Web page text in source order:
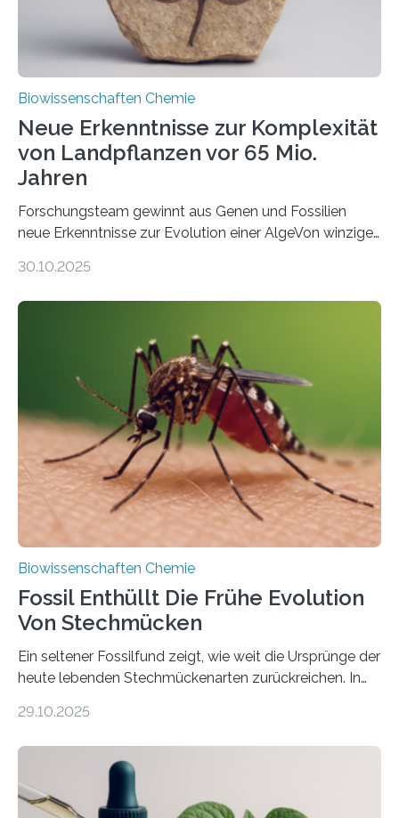
Biowissenschaften Chemie
Neue Erkenntnisse zur Komplexität
von Landpflanzen vor 65 Mio.
Jahren
Forschungsteam gewinnt aus Genen und Fossilien
neue Erkenntnisse zur Evolution einer AlgeVon winzigen
Landpflanzen zählen zu den komplexesten
Grünalgen, die vor Hunderten von Millionen Jahren
lebten. Unter den Vorfahren sticht eine Gruppe heraus,
die noch heute in der Natur vorkommt: die
Süßwasseralge Coleochaetophyceae. Einige Arten
dieser Gruppe bilden aus Zellfäden dichte Geflechte
mit scheibenförmiger Gestalt. Was auffällig ist: Die
nächsten…
30.10.2025
Biowissenschaften Chemie
Fossil Enthüllt Die Frühe Evolution
Von Stechmücken
Ein seltener Fossilfund zeigt, wie weit die Ursprünge der
heute lebenden Stechmückenarten zurückreichen. In
Forschende die bisher älteste bekannte Stechmücken-
Region Kachin in Myanmar und hat sich in
ausgezeichnetem Zustand erhalten. Es konnte als neue
Art einer neuen Gattung beschrieben werden und trägt
29.10.2025